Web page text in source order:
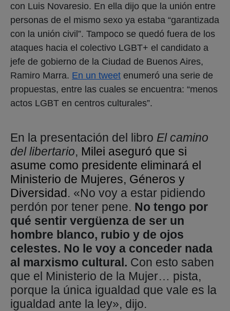
con Luis Novaresio. En ella dijo que la unión entre
personas de el mismo sexo ya estaba “garantizada
con la unión civil”. Tampoco se quedó fuera de los
ataques hacia el colectivo LGBT+ el candidato a
jefe de gobierno de la Ciudad de Buenos Aires,
Ramiro Marra. En un tweet enumeró una serie de
propuestas, entre las cuales se encuentra: “menos
actos LGBT en centros culturales”.
En la presentación del libro El camino
del libertario, Milei aseguró que si
asume como presidente eliminará el
Ministerio de Mujeres, Géneros y
Diversidad . «No voy a estar pidiendo
perdón por tener pene. No tengo por
qué sentir vergüenza de ser un
hombre blanco, rubio y de ojos
celestes. No le voy a conceder nada
al marxismo cultural. Con esto saben
que el Ministerio de la Mujer… pista,
porque la única igualdad que vale es la
igualdad ante la ley», dijo.